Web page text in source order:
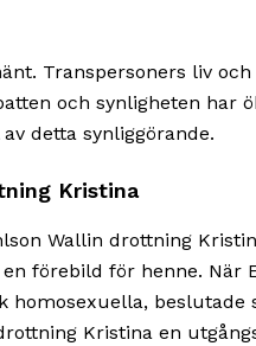
Transpersoners liv
och synligheten har
detta synliggörande.
Kristina
Wallin drottning
förebild för henne. När
homosexuella, beslutade
Kristina en